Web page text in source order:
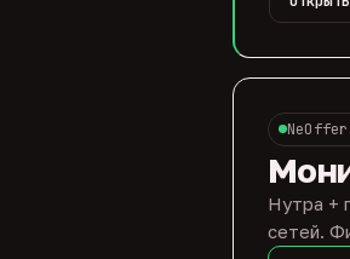
Нутра +
сетей.